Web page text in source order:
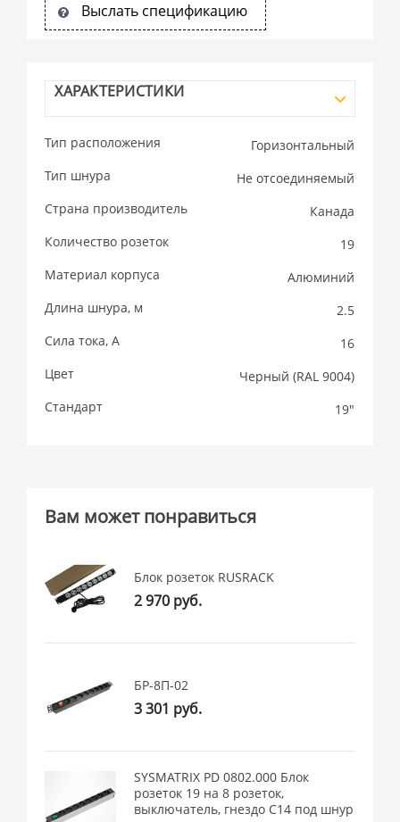
Выслать спецификацию
ХАРАКТЕРИСТИКИ
Тип расположения
Горизонтальный
Тип шнура
Не отсоединяемый
Страна производитель
Канада
Количество розеток
19
Материал корпуса
Алюминий
Длина шнура, м
2.5
Сила тока, А
16
Цвет
Черный (RAL 9004)
Стандарт
19"
Вам может понравиться
Блок розеток RUSRACK
2 970 руб.
БР-8П-02
3 301 руб.
SYSMATRIX PD 0802.000 Блок
розеток 19 на 8 розеток,
выключатель, гнездо C14 под шнур